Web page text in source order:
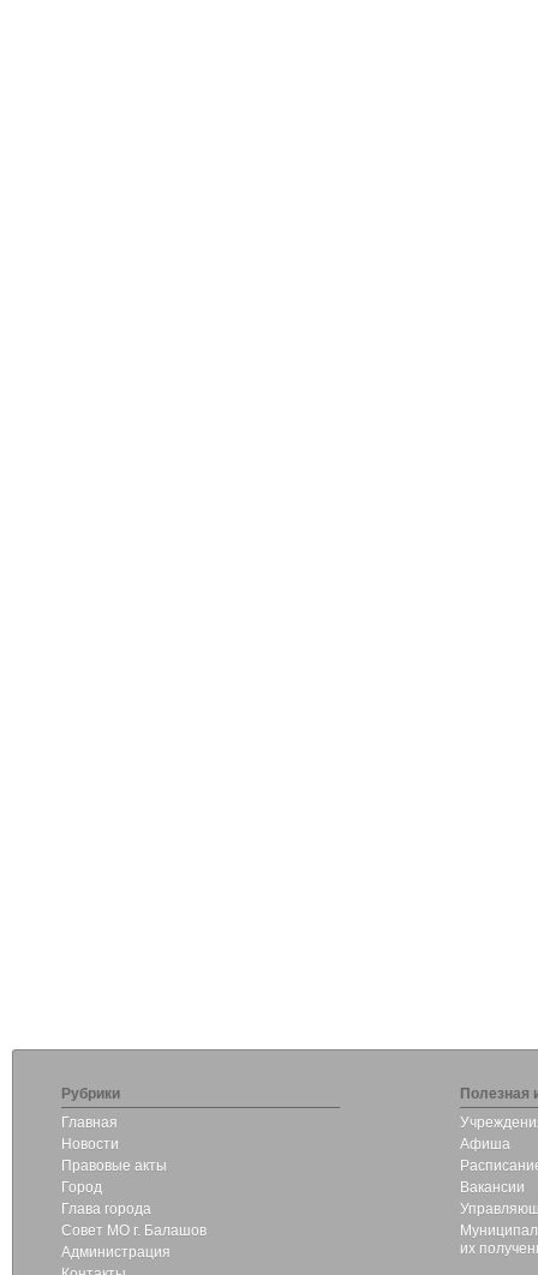
Рубрики
Главная
Новости
Правовые акты
Город
Глава города
Совет МО г. Балашов
Администрация
Полезная
Афиша
Вакансии
их